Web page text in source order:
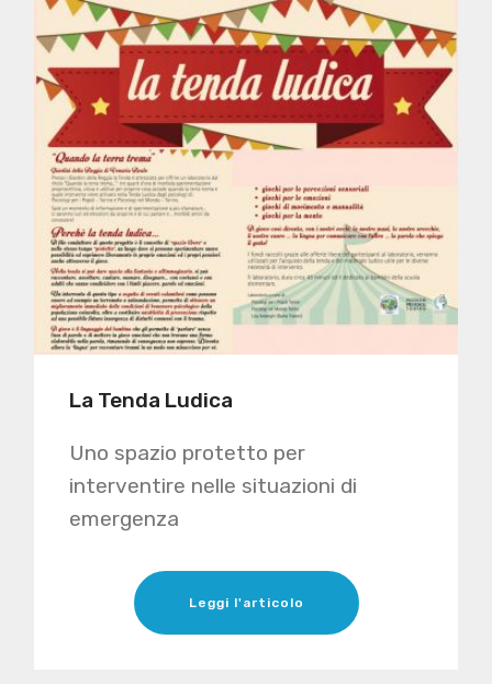
La Tenda Ludica
Uno spazio protetto per
interventire nelle situazioni di
emergenza
Leggi l'articolo